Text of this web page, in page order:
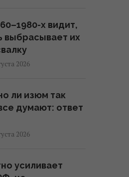
х видит,
выбрасывает их
2026
ли изюм так
думают: ответ
2026
усиливает